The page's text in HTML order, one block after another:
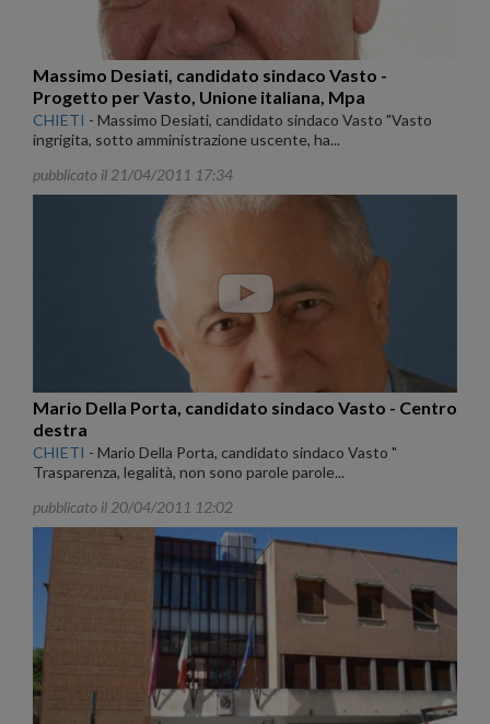
Massimo Desiati, candidato sindaco Vasto -
Progetto per Vasto, Unione italiana, Mpa
CHIETI - Massimo Desiati, candidato sindaco Vasto "Vasto
ingrigita, sotto amministrazione uscente, ha...
pubblicato il 21/04/2011 17:34
Mario Della Porta, candidato sindaco Vasto - Centro
destra
CHIETI - Mario Della Porta, candidato sindaco Vasto "
Trasparenza, legalità, non sono parole parole...
pubblicato il 20/04/2011 12:02